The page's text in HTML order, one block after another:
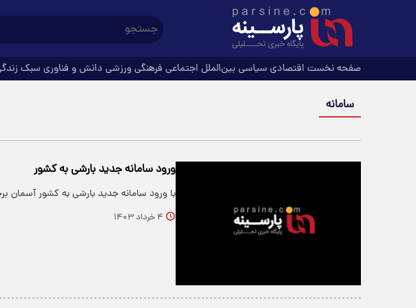
صفحه نخست اقتصادی سیاسی بین‌الملل اجتماعی فرهنگیورزشی دانش و فناوری سبک
سامانه
ورود سامانه جدید بارشی به کشور
با ورود سامانه جدید بارشی به کشور آسمان
۴ خرداد ۱۴۰۳